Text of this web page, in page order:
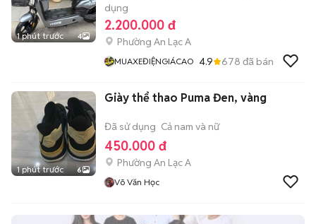
1 phút trước 4
dụng
2.200.000 đ
Phường An Lạc A
MUAXEĐIỆNGIÁCAO 4.9 678 đã bán
1 phút trước 6
Giày thể thao Puma Đen, vàng
Đã sử dụng Cả nam và nữ
450.000 đ
Phường An Lạc A
Võ Văn Học